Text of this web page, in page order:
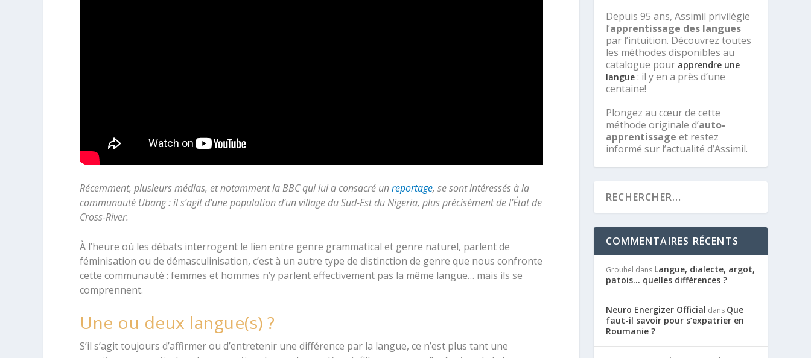
Récemment, plusieurs médias, et notamment la BBC qui lui a consacré unreportage, se sont intéressés à la
communauté Ubang : il s’agit d’une population d’un village du Sud-Est du Nigeria, plus précisément de l’État de
Cross-River.
À l’heure où les débats interrogent le lien entre genre grammatical et genre naturel, parlent de
féminisation ou de démasculinisation, c’est à un autre type de distinction de genre que nous confronte
cette communauté : femmes et hommes n’y parlent effectivement pas la même langue… mais ils se
comprennent.
Une ou deux langue(s) ?
S’il s’agit toujours d’affirmer ou d’entretenir une différence par la langue, ce n’est plus tant une
Depuis 95 ans, Assimil privilégie
l’apprentissage des langues
par l’intuition. Découvrez toutes
les méthodes disponibles au
catalogue pour apprendre une
langue : il y en a près d’une
centaine!
Plongez au cœur de cette
méthode originale d’auto-
apprentissage et restez
informé sur l’actualité d’Assimil.
COMMENTAIRES RÉCENTS
Grouhel dans Langue, dialecte, argot,
patois… quelles différences ?
Neuro Energizer Official dans Que
faut-il savoir pour s’expatrier en
Roumanie ?